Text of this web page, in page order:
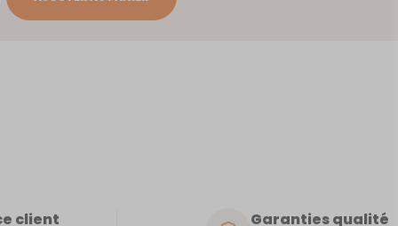
client Garanties qualité